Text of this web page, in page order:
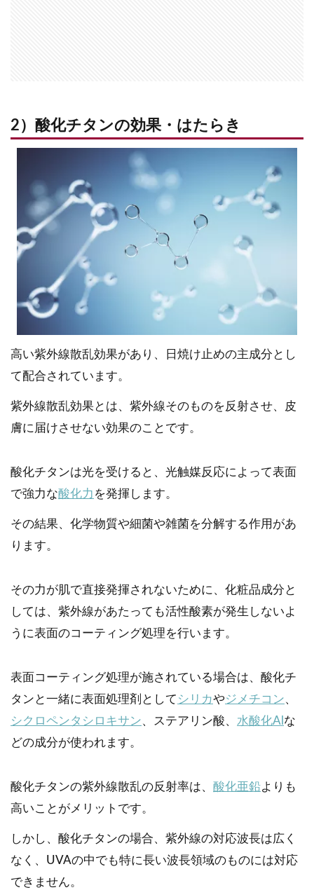
2）酸化チタンの効果・はたらき
高い紫外線散乱効果があり、日焼け止めの主成分とし
て配合されています。
紫外線散乱効果とは、紫外線そのものを反射させ、皮
膚に届けさせない効果のことです。
酸化チタンは光を受けると、光触媒反応によって表面
で強力な酸化力 を発揮します。
その結果、化学物質や細菌や雑菌を分解する作用があ
ります。
その力が肌で直接発揮されないために、化粧品成分と
しては、紫外線があたっても活性酸素が発生しないよ
うに表面のコーティング処理を行います。
表面コーティング処理が施されている場合は、酸化チ
タンと一緒に表面処理剤として シリカやジメチコン、
シクロペンタシロキサン、ステアリン酸、 水酸化Al な
どの成分が使われます。
酸化チタンの紫外線散乱の反射率は、 酸化亜鉛よりも
高いことがメリットです。
しかし、酸化チタンの場合、紫外線の対応波長は広く
なく、UVAの中でも特に長い波長領域のものには対応
できません。